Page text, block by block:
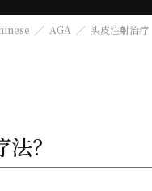
AGA 头皮注射治疗
？